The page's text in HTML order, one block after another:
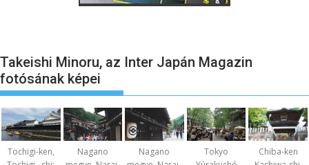
Takeishi Minoru, az Inter Japán Magazin
fotósának képei
Tochigi-ken,
Nagano
Nagano
Tokyo
Chiba-ken